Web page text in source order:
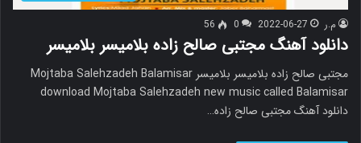
م.ر 2022-06-27
0
56
دانلود آهنگ مجتبی صالح زاده بلامیسر بلامیسر
مجتبی صالح زاده بلامیسر بلامیسر Mojtaba Salehzadeh Balamisar
download Mojtaba Salehzadeh new music called Balamisar
دانلود آهنگ مجتبی صالح زاده…